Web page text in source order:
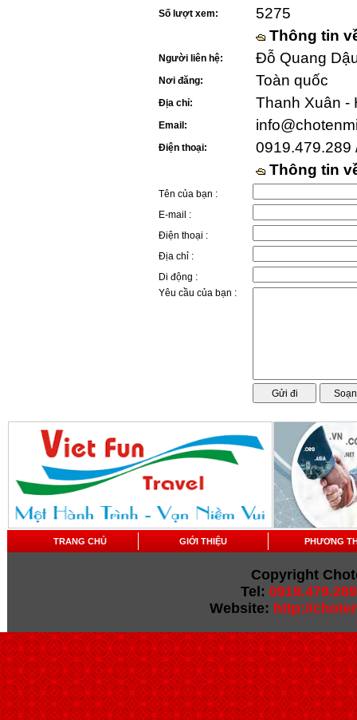
Số lượt xem:
5275
Thông tin
Người liên hệ: Đỗ Quang
Nơi đăng: Toàn quốc
Địa chỉ: Thanh Xuân -
Email:
Điện thoại:
0919.479.289
Thông tin
Tên của bạn :
E-mail :
Điện thoại :
Địa chỉ :
Di động :
Yêu cầu của bạn :
TRANG CHỦ GIỚI THIỆU PHƯƠNG
Copyright
Tel: 0919.479.289
Website: http://